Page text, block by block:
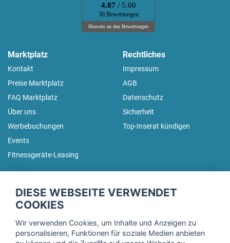
4.87 / 5.00
30 Bewertungen
Hinweis zu den Bewertungen
Marktplatz
Kontakt
Preise Marktplatz
FAQ Marktplatz
Über uns
Werbebuchungen
Events
Fitnessgeräte-Leasing
Rechtliches
Impressum
AGB
Datenschutz
Sicherheit
Top-Inserat kündigen
Trage dich hier für unseren Newsletter ein und erhalte regelmäßig
DIESE WEBSEITE VERWENDET
COOKIES
Wir verwenden Cookies, um Inhalte und Anzeigen zu
personalisieren, Funktionen für soziale Medien anbieten